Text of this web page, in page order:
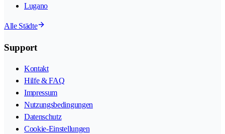
Lugano
Alle Städte
Support
Kontakt
Hilfe & FAQ
Impressum
Nutzungsbedingungen
Datenschutz
Cookie-Einstellungen